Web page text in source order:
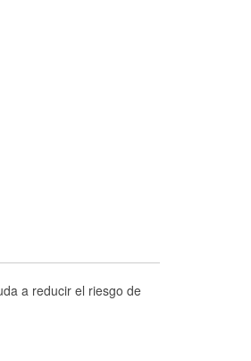
a reducir el riesgo de